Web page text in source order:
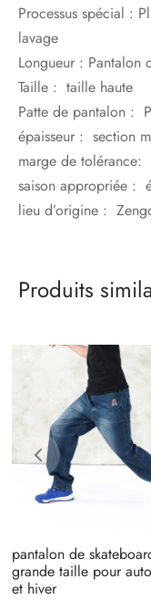
Processus spécial :
lavage
Longueur : Pantalon
Taille : taille haute
Patte de pantalon :
épaisseur : section
marge de tolérance:
saison appropriée :
lieu d’origine :
Produits
pantalon de
grande taille pour
et hiver